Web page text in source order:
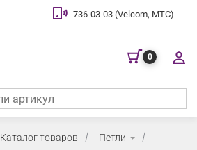
736-03-03 (Velcom, МТС)
0
Каталог товаров
Петли